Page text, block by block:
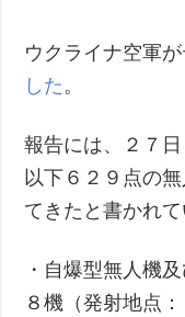
ウクライナ空軍
した。
報告には、２７
以下６２９点の
てきたと書かれて
・自爆型無人機
８機（発射地点